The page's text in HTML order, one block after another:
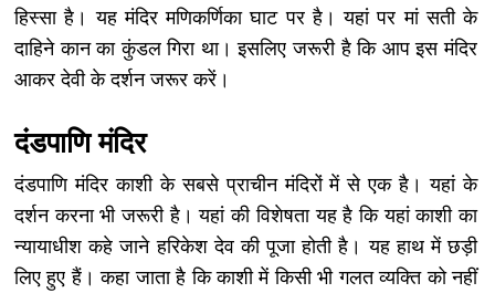
हिस्सा है। यह मंदिर मणिकर्णिका घाट पर है। यहां पर मां सती के
दाहिने कान का कुंडल गिरा था। इसलिए जरूरी है कि आप इस मंदिर
आकर देवी के दर्शन जरूर करें।
दंडपाणि मंदिर
दंडपाणि मंदिर काशी के सबसे प्राचीन मंदिरों में से एक है। यहां के
दर्शन करना भी जरूरी है। यहां की विशेषता यह है कि यहां काशी का
न्यायाधीश कहे जाने हरिकेश देव की पूजा होती है। यह हाथ में छड़ी
लिए हुए हैं। कहा जाता है कि काशी में किसी भी गलत व्यक्ति को नहीं